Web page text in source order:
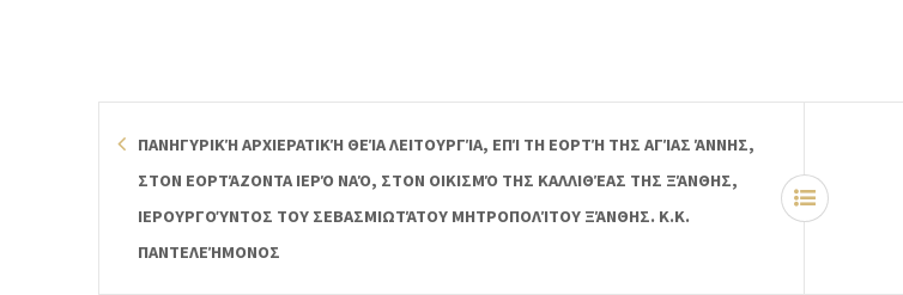
ΠΑΝΗΓΥΡΙΚΉ ΑΡΧΙΕΡΑΤΙΚΉ ΘΕΊΑ ΛΕΙΤΟΥΡΓΊΑ, ΕΠΊ ΤΗ ΕΟΡΤΉ ΤΗΣ ΑΓΊΑΣ ΆΝΝΗΣ,
ΣΤΟΝ ΕΟΡΤΆΖΟΝΤΑ ΙΕΡΌ ΝΑΌ, ΣΤΟΝ ΟΙΚΙΣΜΌ ΤΗΣ ΚΑΛΛΙΘΈΑΣ ΤΗΣ ΞΆΝΘΗΣ,
ΙΕΡΟΥΡΓΟΎΝΤΟΣ ΤΟΥ ΣΕΒΑΣΜΙΩΤΆΤΟΥ ΜΗΤΡΟΠΟΛΊΤΟΥ ΞΆΝΘΗΣ. Κ.Κ.
ΠΑΝΤΕΛΕΉΜΟΝΟΣ